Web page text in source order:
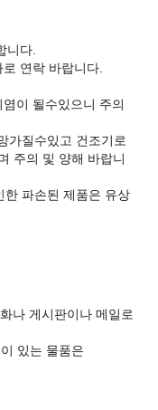
니다.
연락 바랍니다.
이 될수있으니 주의
가질수있고 건조기로
주의 및 양해 바랍니
한 파손된 제품은 유상
나 게시판이나 메일로
있는 물품은